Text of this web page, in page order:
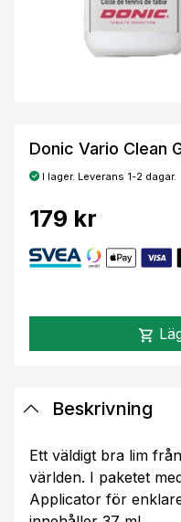
Donic Vario Clean
I lager. Leverans 1-2 dagar.
179 kr
shopping_cart
Beskrivning
Ett väldigt bra lim
världen. I paketet
Applicator för